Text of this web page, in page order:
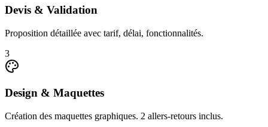
Devis & Validation
Proposition détaillée avec tarif, délai, fonctionnalités.
3
Design & Maquettes
Création des maquettes graphiques. 2 allers-retours inclus.